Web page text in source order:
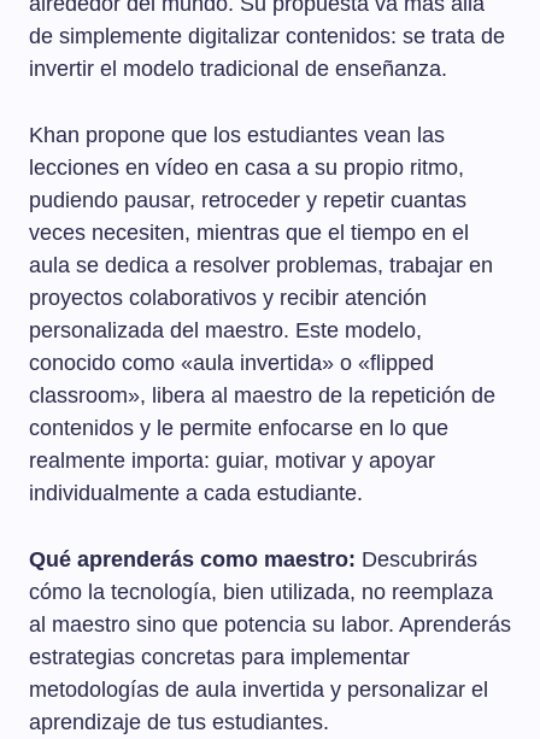
de simplemente digitalizar contenidos: se trata de
invertir el modelo tradicional de enseñanza.
Khan propone que los estudiantes vean las
lecciones en vídeo en casa a su propio ritmo,
pudiendo pausar, retroceder y repetir cuantas
veces necesiten, mientras que el tiempo en el
aula se dedica a resolver problemas, trabajar en
proyectos colaborativos y recibir atención
personalizada del maestro. Este modelo,
conocido como «aula invertida» o «flipped
classroom», libera al maestro de la repetición de
contenidos y le permite enfocarse en lo que
realmente importa: guiar, motivar y apoyar
individualmente a cada estudiante.
Qué aprenderás como maestro: Descubrirás
cómo la tecnología, bien utilizada, no reemplaza
al maestro sino que potencia su labor. Aprenderás
estrategias concretas para implementar
metodologías de aula invertida y personalizar el
aprendizaje de tus estudiantes.